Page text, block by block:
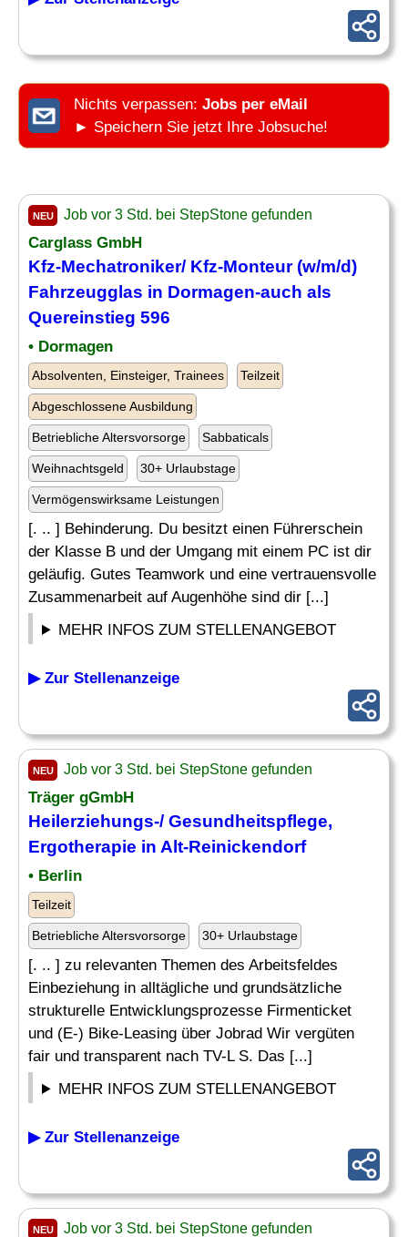
Nichts verpassen: Jobs per eMail
► Speichern Sie jetzt Ihre Jobsuche!
NEU Job vor 3 Std. bei StepStone gefunden
Carglass GmbH
Kfz-Mechatroniker/ Kfz-Monteur (w/m/d)
Fahrzeugglas in Dormagen-auch als
Quereinstieg 596
• Dormagen
Absolventen, Einsteiger, Trainees Teilzeit
Abgeschlossene Ausbildung
Betriebliche Altersvorsorge Sabbaticals
Weihnachtsgeld 30+ Urlaubstage
Vermögenswirksame Leistungen
[. .. ] Behinderung. Du besitzt einen Führerschein
der Klasse B und der Umgang mit einem PC ist dir
geläufig. Gutes Teamwork und eine vertrauensvolle
Zusammenarbeit auf Augenhöhe sind dir [...]
MEHR INFOS ZUM STELLENANGEBOT
▶ Zur Stellenanzeige
NEU Job vor 3 Std. bei StepStone gefunden
Träger gGmbH
Heilerziehungs-/ Gesundheitspflege,
Ergotherapie in Alt-Reinickendorf
• Berlin
Teilzeit
Betriebliche Altersvorsorge 30+ Urlaubstage
[. .. ] zu relevanten Themen des Arbeitsfeldes
Einbeziehung in alltägliche und grundsätzliche
strukturelle Entwicklungsprozesse Firmenticket
und (E-) Bike-Leasing über Jobrad Wir vergüten
fair und transparent nach TV-L S. Das [...]
MEHR INFOS ZUM STELLENANGEBOT
▶ Zur Stellenanzeige
NEU Job vor 3 Std. bei StepStone gefunden